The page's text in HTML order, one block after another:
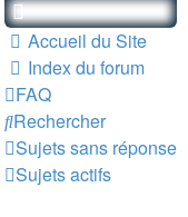
Accueil du Site
Index du forum
FAQ
Rechercher
Sujets sans réponse
Sujets actifs